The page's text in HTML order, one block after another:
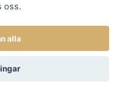
och Profil
oss.
alla